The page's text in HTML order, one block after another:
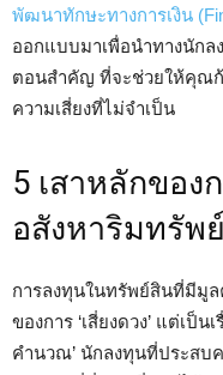
พัฒนาทักษะทางการเงิน
ออกแบบมาเพื่อนำทางนัก
ตอนสำคัญ ที่จะช่วยให้คุณก้
ความเสี่ยงที่ไม่จำเป็น
5 เสาหลักของ
อสังหาริมทรัพ
การลงทุนในทรัพย์สินที่มีมูล
ของการ ‘เสี่ยงดวง’ แต่เป็น
คำนวณ’ นักลงทุนที่ประสบ